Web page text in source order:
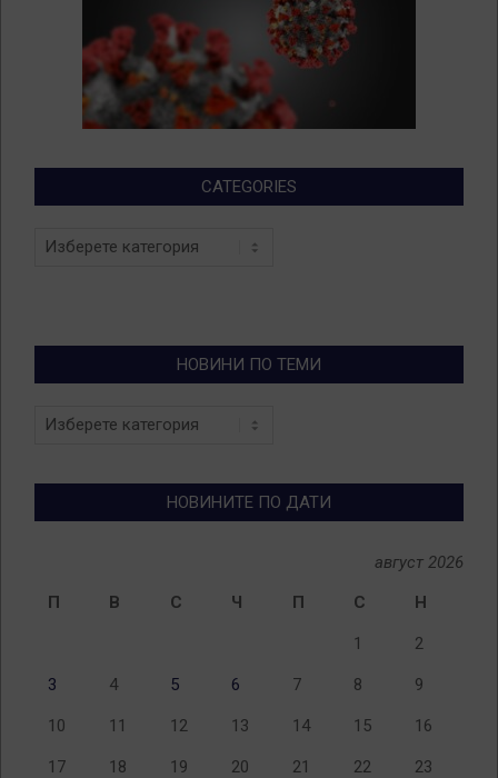
CATEGORIES
Categories
НОВИНИ ПО ТЕМИ
Новини
НОВИНИТЕ ПО ДАТИ
август 2026
П
В С Ч П С Н
1 2
3 4 5 6 7 8 9
10 11 12 13 14 15 16
17 18 19 20 21 22 23